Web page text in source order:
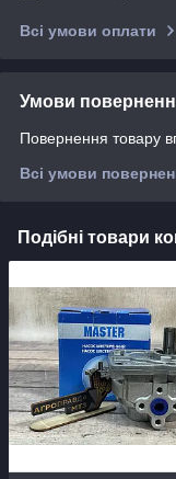
Всі умови оплати
Умови
Повернення товару
Всі умови
Подібні товари